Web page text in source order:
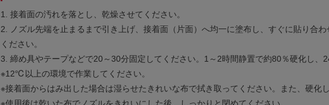
1. 接着面の汚れを落とし、乾燥させてください。
2. ノズル先端を止まるまで引き上げ、接着面（片面）へ均一に塗布し、すぐに貼り合
ください。
3. 締め具やテープなどで20～30分固定してください。1～2時間静置で約80％硬化し、
※12℃以上の環境で作業してください。
※接着面からはみ出した場合は湿らせたきれいな布で拭き取ってください。また、硬化
※使用後は乾いた布でノズルをきれいにした後、しっかりと閉めてください。